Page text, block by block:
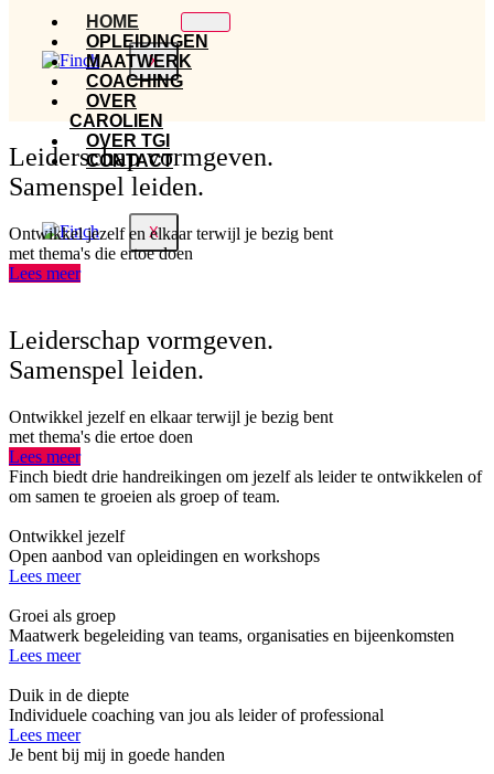
X
HOME
OPLEIDINGEN
MAATWERK
COACHING
OVER
CAROLIEN
OVER TGI
CONTACT
X
Leiderschap vormgeven.
Samenspel leiden.
Ontwikkel jezelf en elkaar terwijl je bezig bent
met thema's die ertoe doen
Lees meer
Leiderschap vormgeven.
Samenspel leiden.
Ontwikkel jezelf en elkaar terwijl je bezig bent
met thema's die ertoe doen
Lees meer
Finch biedt drie handreikingen om jezelf als leider te ontwikkelen of
om samen te groeien als groep of team.
Ontwikkel jezelf
Open aanbod van opleidingen en workshops
Lees meer
Groei als groep
Maatwerk begeleiding van teams, organisaties en bijeenkomsten
Lees meer
Duik in de diepte
Individuele coaching van jou als leider of professional
Lees meer
Je bent bij mij in goede handen